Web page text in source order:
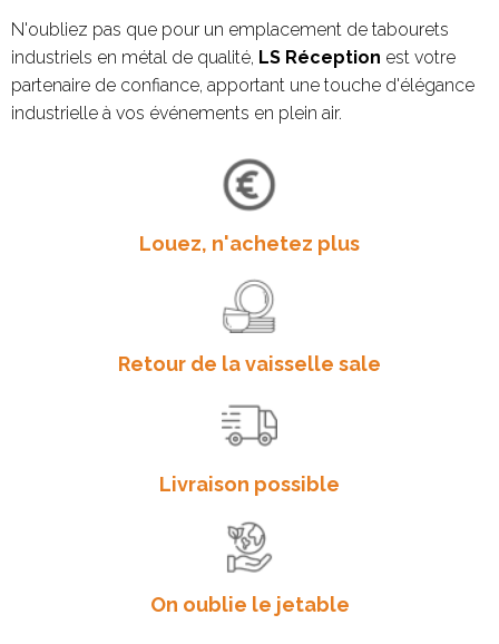
N'oubliez pas que pour un emplacement de tabourets
industriels en métal de qualité, LS Réception est votre
partenaire de confiance, apportant une touche d'élégance
industrielle à vos événements en plein air.
Louez, n'achetez plus
Retour de la vaisselle sale
Livraison possible
On oublie le jetable